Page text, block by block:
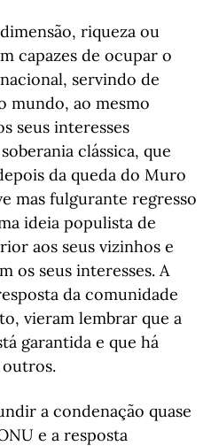
riqueza ou
capazes de ocupar o
servindo de
mundo, ao mesmo
seus interesses
clássica, que
da queda do Muro
mas fulgurante regresso
ideia populista de
aos seus vizinhos e
os seus interesses. A
da comunidade
vieram lembrar que a
garantida e que há
a condenação quase
e a resposta